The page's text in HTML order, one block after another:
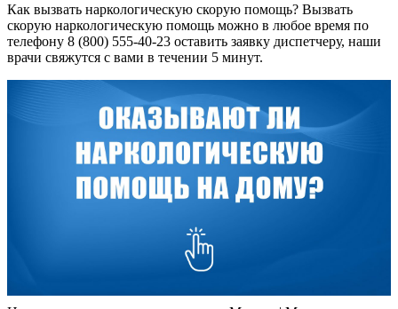
Как вызвать наркологическую скорую помощь? Вызвать
скорую наркологическую помощь можно в любое время по
телефону 8 (800) 555-40-23 оставить заявку диспетчеру, наши
врачи свяжутся с вами в течении 5 минут.